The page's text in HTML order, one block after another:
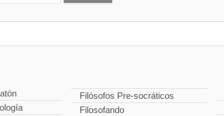
Filósofos Pre-socráticos
Filosofando